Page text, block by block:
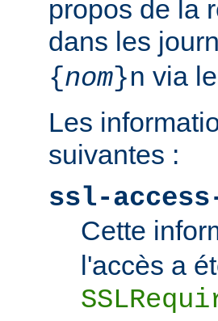
propos de la
dans les
{nom}n via
Les
suivantes :
ssl-
Cette
l'accès a